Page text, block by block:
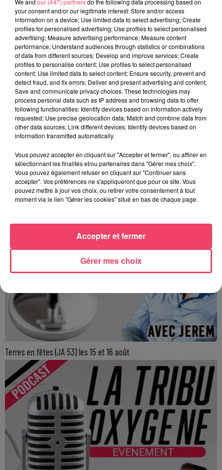
Du 14 au 30 août : 1er Open du Tennis Club de Tiercé
Terres en fêtes (JA 53) les 15 et 16 août
We and our (447) partnersdo the following data processing based on
your consent and/or our legitimate interest: Store and/or access
information on a device; Use limited data to select advertising; Create
profiles for personalised advertising; Use profiles to select personalised
advertising; Measure advertising performance; Measure content
performance; Understand audiences through statistics or combinations
of data from different sources; Develop and improve services; Create
profiles to personalise content; Use profiles to select personalised
content; Use limited data to select content; Ensure security, prevent and
detect fraud, and fix errors; Deliver and present advertising and content;
Save and communicate privacy choices. These technologies may
process personal data such as IP address and browsing data to offer
following functionalities: Identify devices based on information actively
requested; Use precise geolocation data; Match and combine data from
other data sources; Link different devices; Identify devices based on
information transmitted automatically.
Vous pouvez accepter en cliquant sur "Accepter et fermer", ou affiner en
sélectionnant les finalités et/ou partenaires dans "Gérer mes choix".
Vous pouvez également refuser en cliquant sur "Continuer sans
accepter". Vos préférences ne s'appliqueront que pour ce site. Vous
pouvez mettre à jour vos choix, ou retirer votre consentement à tout
moment via le lien "Gérer les cookies" situé en bas de chaque page.
Gérer mes choix
Accepter et fermer